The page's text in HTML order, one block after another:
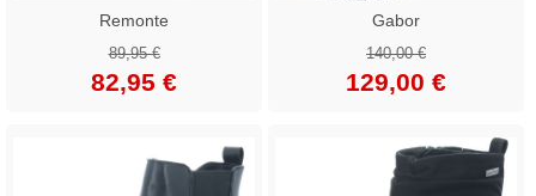
Remonte
89,95 €
82,95 €
Gabor
140,00 €
129,00 €